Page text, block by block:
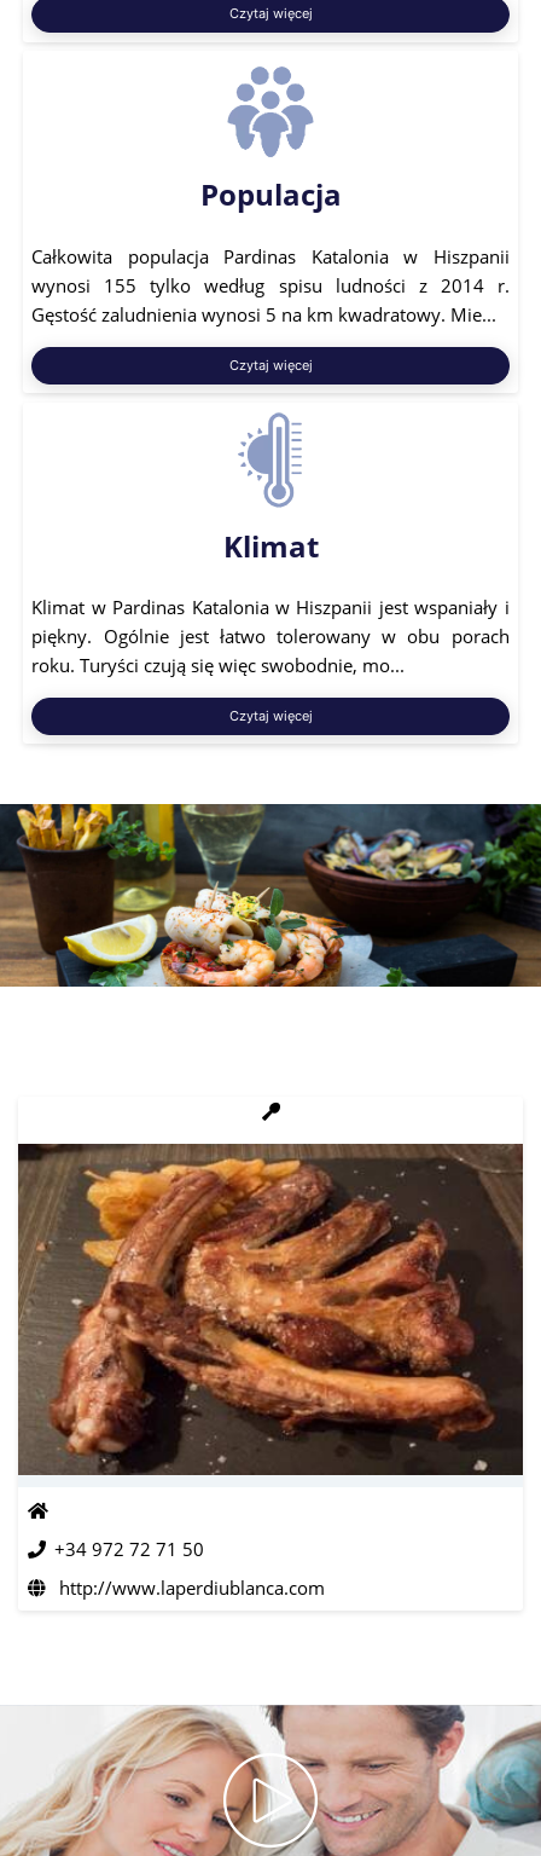
Czytaj więcej
Populacja
Całkowita populacja Pardinas Katalonia w Hiszpanii
wynosi 155 tylko według spisu ludności z 2014 r.
Gęstość zaludnienia wynosi 5 na km kwadratowy. Mie...
Czytaj więcej
Klimat
Klimat w Pardinas Katalonia w Hiszpanii jest wspaniały i
piękny. Ogólnie jest łatwo tolerowany w obu porach
roku. Turyści czują się więc swobodnie, mo...
Czytaj więcej
+34 972 72 71 50
http://www.laperdiublanca.com